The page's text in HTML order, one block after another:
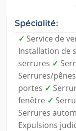
Spécialité:
✓ Service de
Installation de
serrures ✓
Serrures/
portes ✓
fenêtre ✓
Serrures
Expulsions